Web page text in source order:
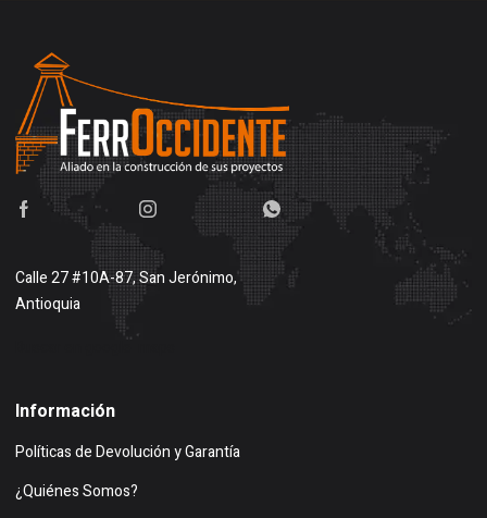
Calle 27 #10A-87, San Jerónimo,
Antioquia
Información
Políticas de Devolución y Garantía
¿Quiénes Somos?